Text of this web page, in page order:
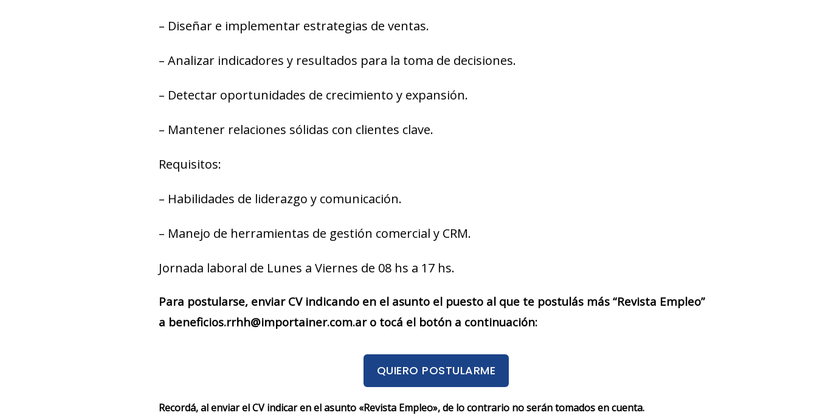
– Diseñar e implementar estrategias de ventas.
– Analizar indicadores y resultados para la toma de decisiones.
– Detectar oportunidades de crecimiento y expansión.
– Mantener relaciones sólidas con clientes clave.
Requisitos:
– Habilidades de liderazgo y comunicación.
– Manejo de herramientas de gestión comercial y CRM.
Jornada laboral de Lunes a Viernes de 08 hs a 17 hs.
Para postularse, enviar CV indicando en el asunto el puesto al que te postulás más “Revista Empleo”
a beneficios.rrhh@importainer.com.ar o tocá el botón a continuación:
QUIERO POSTULARME
Recordá, al enviar el CV indicar en el asunto «Revista Empleo», de lo contrario no serán tomados en cuenta.